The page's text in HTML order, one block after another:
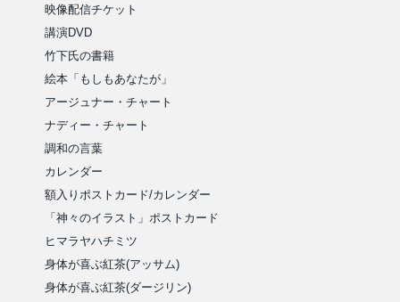
映像配信チケット
講演DVD
竹下氏の書籍
絵本「もしもあなたが」
アージュナー・チャート
ナディー・チャート
調和の言葉
カレンダー
額入りポストカード/カレンダー
「神々のイラスト」ポストカード
ヒマラヤハチミツ
身体が喜ぶ紅茶(アッサム)
身体が喜ぶ紅茶(ダージリン)